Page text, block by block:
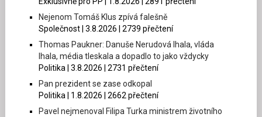
Nejenom Tomáš Klus zpívá falešně
Společnost | 3.8.2026 | 2739 přečtení
Thomas Paukner: Danuše Nerudová lhala, vláda
lhala, média tleskala a dopadlo to jako vždycky
Politika | 3.8.2026 | 2731 přečtení
Pan prezident se zase odkopal
Politika | 1.8.2026 | 2662 přečtení
Pavel nejmenoval Filipa Turka ministrem životního